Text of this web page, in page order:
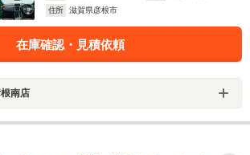
住所
滋賀県彦根市
在庫確認・見積依頼
南店